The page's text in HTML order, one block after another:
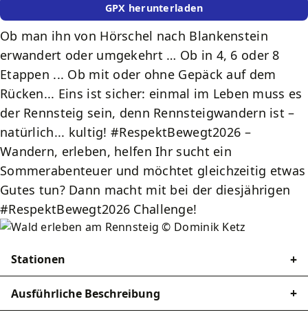
GPX herunterladen
Teaser
Ob man ihn von Hörschel nach Blankenstein
erwandert oder umgekehrt … Ob in 4, 6 oder 8
Etappen ... Ob mit oder ohne Gepäck auf dem
Rücken... Eins ist sicher: einmal im Leben muss es
der Rennsteig sein, denn Rennsteigwandern ist –
natürlich... kultig! #RespektBewegt2026 –
Wandern, erleben, helfen Ihr sucht ein
Sommerabenteuer und möchtet gleichzeitig etwas
Gutes tun? Dann macht mit bei der diesjährigen
#RespektBewegt2026 Challenge!
Stationen
Ausführliche Beschreibung